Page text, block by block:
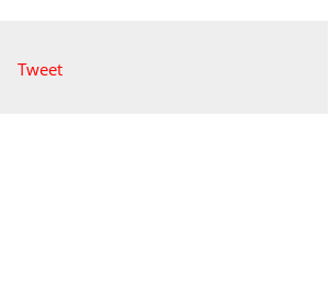
Tweet